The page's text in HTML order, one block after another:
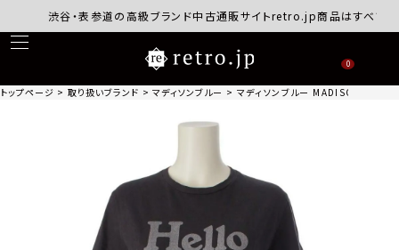
渋谷・表参道の高級ブランド中古通販サイトretro.jp商品はすべて正規品
0
トップページ 取り扱いブランド マディソンブルー マディソンブルー MADISON BLUE